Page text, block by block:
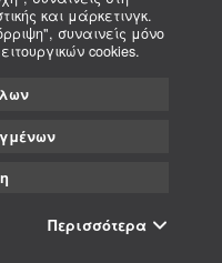
και μάρκετινγκ.
συναινείς μόνο
cookies.
Περισσότερα